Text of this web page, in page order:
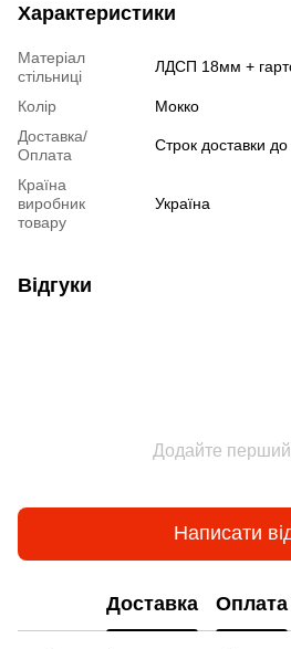
Характеристики
Матеріал
стільниці
ЛДСП 18мм +
Колір
Мокко
Доставка/
Оплата
Строк доставки до
Країна
виробник
товару
Україна
Відгуки
Додайте перший
Написати
Доставка Оплата